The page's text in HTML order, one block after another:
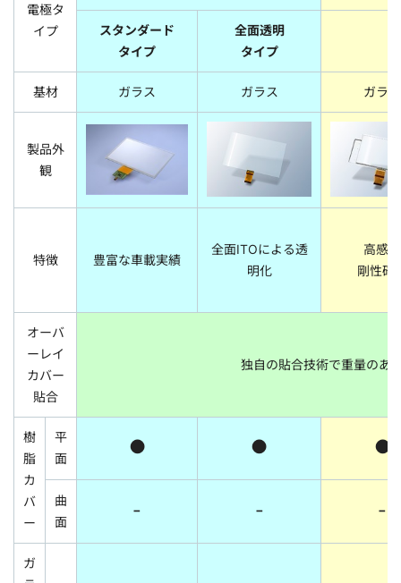
電極タ
イプ
スタンダード
タイプ
全面透明
タイプ
基材 ガラス ガラス ガラス
製品外
観
特徴 豊富な車載実績
全面ITOによる透
明化
高感度
剛性確
オーバ
ーレイ
カバー
貼合
独自の貼合技術で重量のあ
樹
脂
カ
バ
ー
平
面
● ● ●
曲
面
- - -
ガ